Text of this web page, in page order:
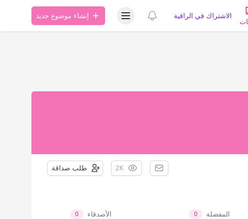
الاشتراك في الراقية عرض الإشعاراتعرض قائمة المستخدمإنشاء موضوع جديد
2K طلب صداقة
المفضلة 0 الأصدقاء 0